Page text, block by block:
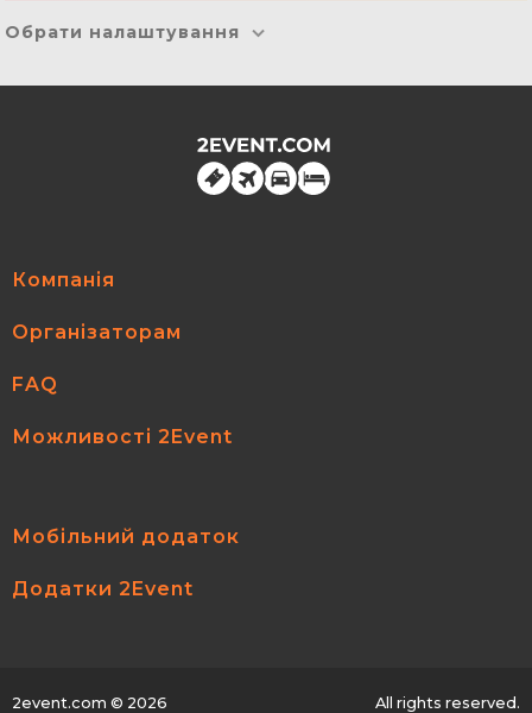
Обрати налаштування
Компанія
Організаторам
FAQ
Можливості 2Event
Мобільний додаток
Додатки 2Event
2event.com © 2026 All rights reserved.